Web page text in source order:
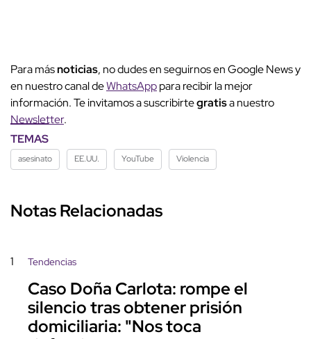
Para másnoticias, no dudes en seguirnos en Google News y
en nuestro canal deWhatsApppara recibir la mejor
información. Te invitamos a suscribirtegratisa nuestro
Newsletter.
TEMAS
asesinato EE.UU. YouTube Violencia
Notas Relacionadas
1 Tendencias
Caso Doña Carlota: rompe el
silencio tras obtener prisión
domiciliaria: "Nos toca